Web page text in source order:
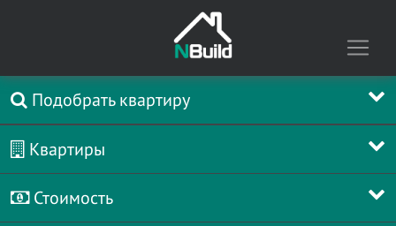
Подобрать квартиру
Квартиры
Стоимость